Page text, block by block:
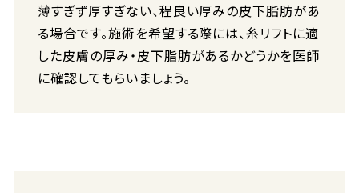
薄すぎず厚すぎない、程良い厚みの皮下脂肪があ
る場合です。施術を希望する際には、糸リフトに適
した皮膚の厚み・皮下脂肪があるかどうかを医師
に確認してもらいましょう。